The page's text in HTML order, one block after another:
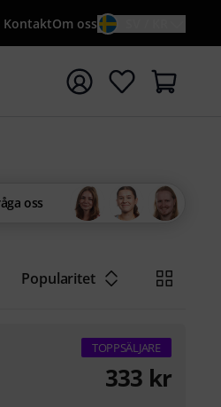
KontaktOm oss
{searchTerm}
oss
Popularitet
TOPPSÄLJARE
333 kr